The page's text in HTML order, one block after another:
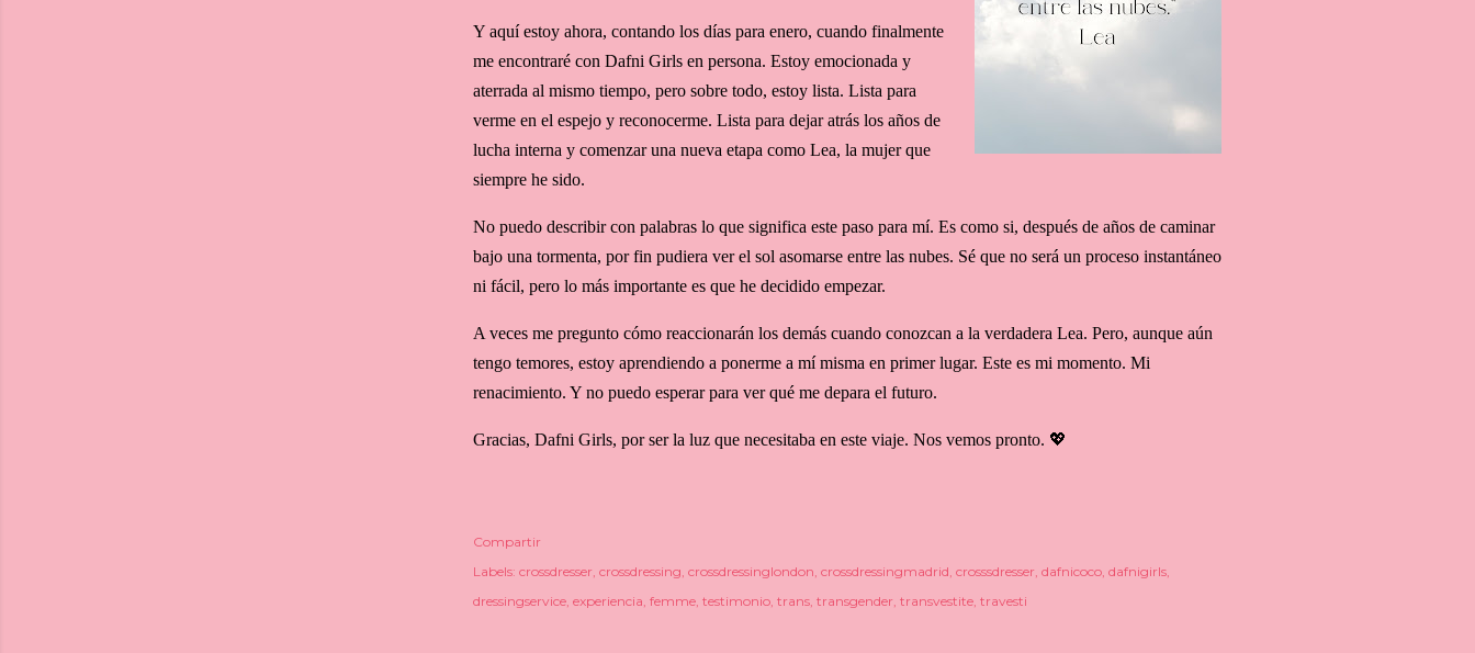
Y aquí estoy ahora, contando los días para enero, cuando finalmente
me encontraré con Dafni Girls en persona. Estoy emocionada y
aterrada al mismo tiempo, pero sobre todo, estoy lista. Lista para
verme en el espejo y reconocerme. Lista para dejar atrás los años de
lucha interna y comenzar una nueva etapa como Lea, la mujer que
siempre he sido.
No puedo describir con palabras lo que significa este paso para mí. Es como si, después de años de caminar
bajo una tormenta, por fin pudiera ver el sol asomarse entre las nubes. Sé que no será un proceso instantáneo
ni fácil, pero lo más importante es que he decidido empezar.
A veces me pregunto cómo reaccionarán los demás cuando conozcan a la verdadera Lea. Pero, aunque aún
tengo temores, estoy aprendiendo a ponerme a mí misma en primer lugar. Este es mi momento. Mi
renacimiento. Y no puedo esperar para ver qué me depara el futuro.
Gracias, Dafni Girls, por ser la luz que necesitaba en este viaje. Nos vemos pronto. 💖
Compartir
Labels: crossdresser crossdressing crossdressinglondon crossdressingmadrid crosssdresser dafnicoco dafnigirls
dressingservice experiencia femme testimonio trans transgender transvestite travesti